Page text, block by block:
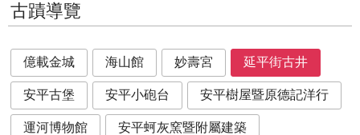
古蹟導覽
億載金城 海山館 妙壽宮 延平街古井
安平古堡 安平小砲台 安平樹屋暨原德記洋行
運河博物館 安平蚵灰窯暨附屬建築